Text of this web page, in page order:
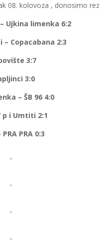
08. kolovoza , donosimo
Ujkina limenka 6:2
– Copacabana 2:3
3:7
3:0
– ŠB 96 4:0
p i Umtiti 2:1
PRA 0:3